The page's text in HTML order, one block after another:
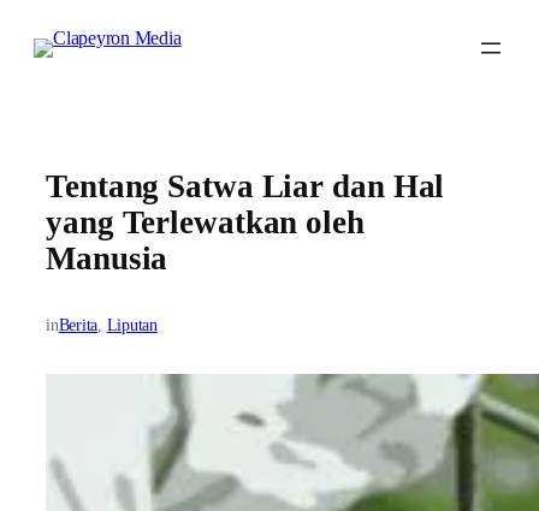
Tentang Satwa Liar dan Hal
yang Terlewatkan oleh
Manusia
inBerita, Liputan